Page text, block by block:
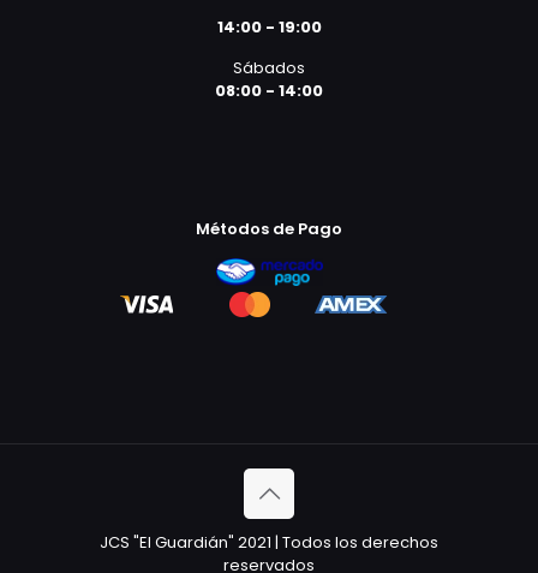
14:00 - 19:00
Sábados
08:00 - 14:00
Métodos de Pago
JCS "El Guardián" 2021 | Todos los derechos
reservados